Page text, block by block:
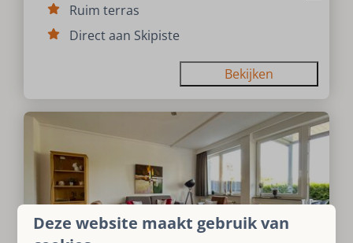
Ruim terras
Direct aan Skipiste
Bekijken
Deze website maakt gebruik van